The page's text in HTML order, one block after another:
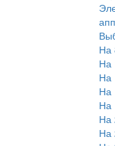
На
На
На
На
На
На
На